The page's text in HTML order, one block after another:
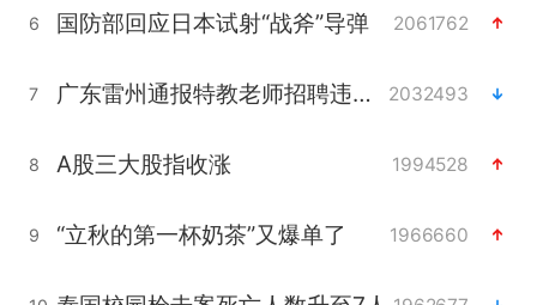
6 国防部回应日本试射“战斧”导弹 2061762
7 广东雷州通报特教老师招聘违规事件 2032493
8 A股三大股指收涨 1994528
9 “立秋的第一杯奶茶”又爆单了 1966660